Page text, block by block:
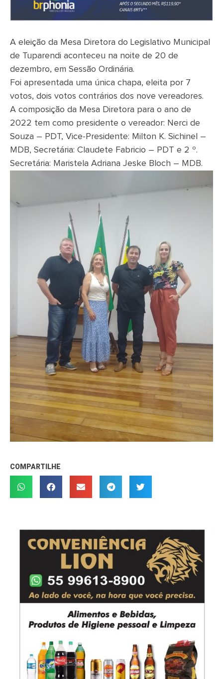
A eleição da Mesa Diretora do Legislativo Municipal
de Tuparendi aconteceu na noite de 20 de
dezembro, em Sessão Ordinária.
Foi apresentada uma única chapa, eleita por 7
votos, dois votos contrários dos nove vereadores.
A composição da Mesa Diretora para o ano de
2022 tem como presidente o vereador: Nerci de
Souza – PDT, Vice-Presidente: Milton K. Sichinel –
MDB, Secretária: Claudete Fabricio – PDT e 2 º.
Secretária: Maristela Adriana Jeske Bloch – MDB.
COMPARTILHE